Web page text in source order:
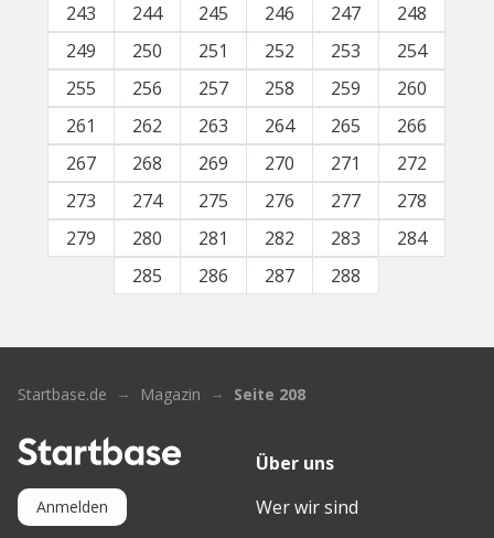
243
244 245 246 247
248
249
250 251 252 253
254
255
256 257 258 259
260
261
262 263 264 265
266
267
268 269 270 271
272
273
274 275 276 277
278
279
280 281 282 283
284
285
286 287 288
Startbase.de Magazin Seite 208
Anmelden
Über uns
Wer wir sind